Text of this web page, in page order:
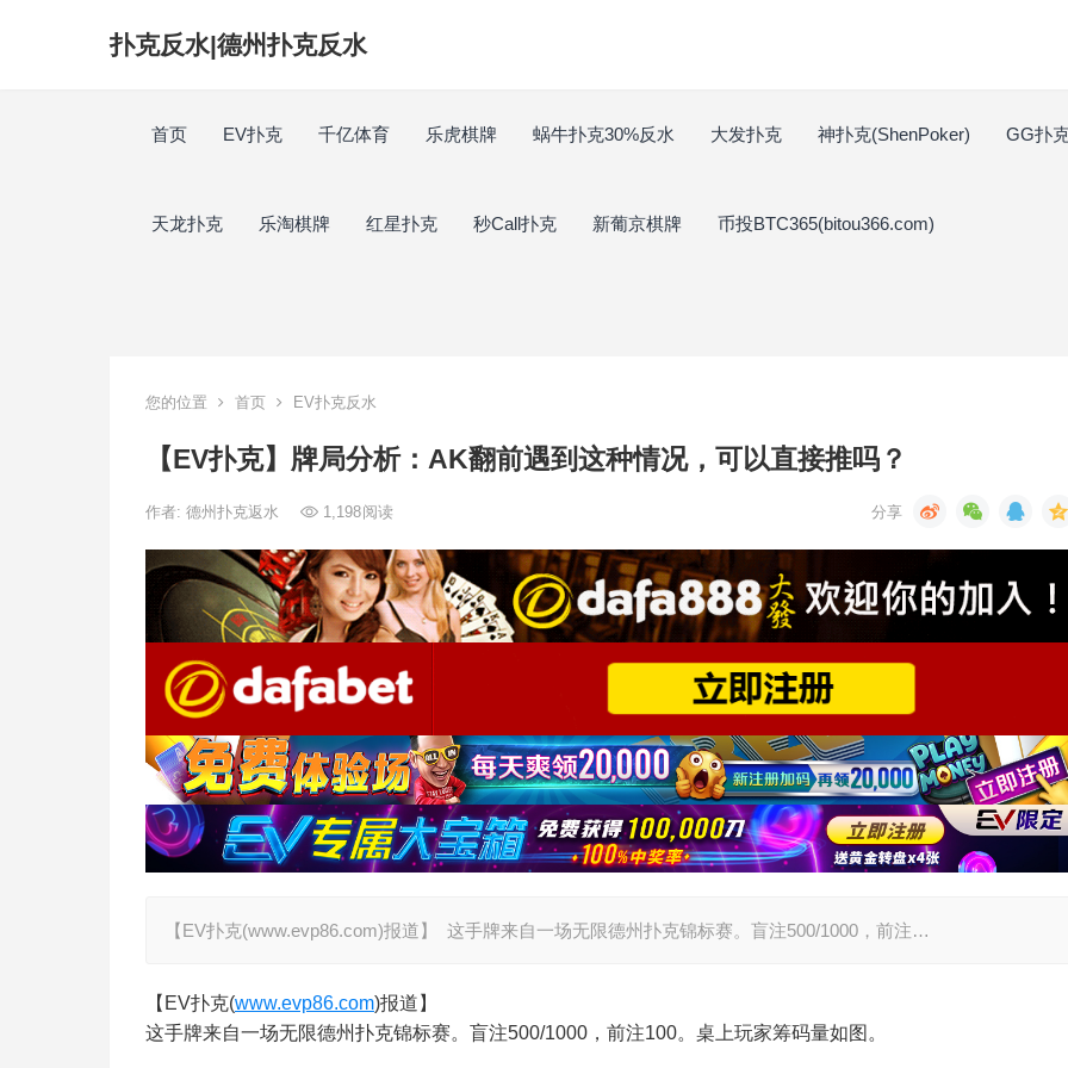
扑克反水|德州扑克反水
首页 EV扑克 千亿体育 乐虎棋牌 蜗牛扑克30%反水 大发扑克 神扑克(ShenPoker) GG扑
天龙扑克 乐淘棋牌 红星扑克 秒Call扑克 新葡京棋牌 币投BTC365(bitou366.com)
您的位置 首页 EV扑克反水
【EV扑克】牌局分析：AK翻前遇到这种情况，可以直接推吗？
作者: 德州扑克返水 1,198阅读
【EV扑克(www.evp86.com)报道】 这手牌来自一场无限德州扑克锦标赛。盲注500/1000，前注…
【EV扑克(www.evp86.com)报道】
这手牌来自一场无限德州扑克锦标赛。盲注500/1000，前注100。桌上玩家筹码量如图。